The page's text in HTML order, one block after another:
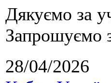
Дякуємо за
Запрошуємо
28/04/2026